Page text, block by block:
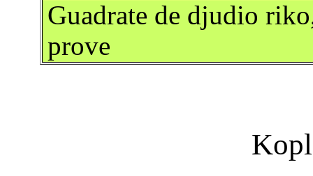
Guadrate de djudio
prove